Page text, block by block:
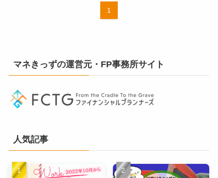
1
マネきっずの運営元・FP事務所サイト
人気記事